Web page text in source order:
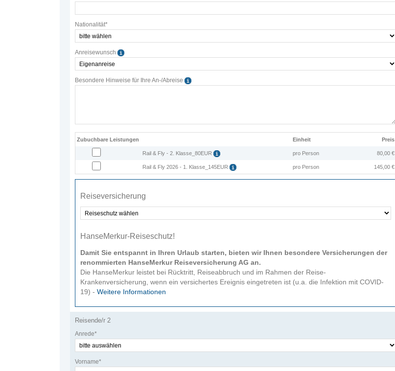
Nationalität*
Anreisewunsch
Besondere Hinweise für Ihre An-/Abreise
Zubuchbare Leistungen Einheit Preis
Rail & Fly - 2. Klasse_80EUR pro Person 80,00 €
Rail & Fly 2026 - 1. Klasse_145EUR pro Person 145,00 €
Reisever­sicherung
HanseMerkur-Reiseschutz!
Damit Sie entspannt in Ihren Urlaub starten, bieten wir Ihnen besondere Versicherungen der
renommierten HanseMerkur Reiseversicherung AG an.
Die HanseMerkur leistet bei Rücktritt, Reiseabbruch und im Rahmen der Reise-
Krankenversicherung, wenn ein versichertes Ereignis eingetreten ist (u.a. die Infektion mit COVID-
19) - Weitere Informationen
Reisende/r 2
Anrede*
Vorname*